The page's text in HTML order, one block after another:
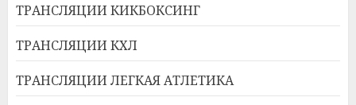
ТРАНСЛЯЦИИ КИКБОКСИНГ
ТРАНСЛЯЦИИ КХЛ
ТРАНСЛЯЦИИ ЛЕГКАЯ АТЛЕТИКА